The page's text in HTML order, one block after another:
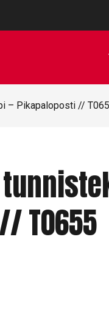
– Pikapaloposti //
T0655